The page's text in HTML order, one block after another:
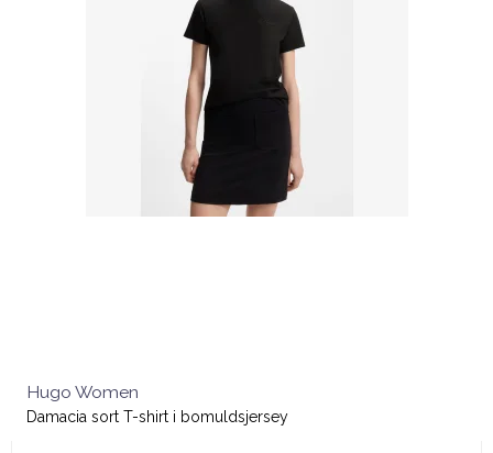
Hugo Women
Damacia sort T-shirt i bomuldsjersey